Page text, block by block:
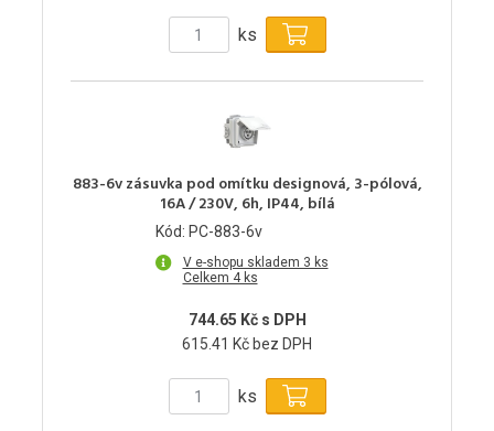
ks
883-6v zásuvka pod omítku designová, 3-pólová,
16A / 230V, 6h, IP44, bílá
Kód: PC-883-6v
V e-shopu skladem 3 ks
Celkem 4 ks
744.65 Kč s DPH
615.41 Kč bez DPH
ks